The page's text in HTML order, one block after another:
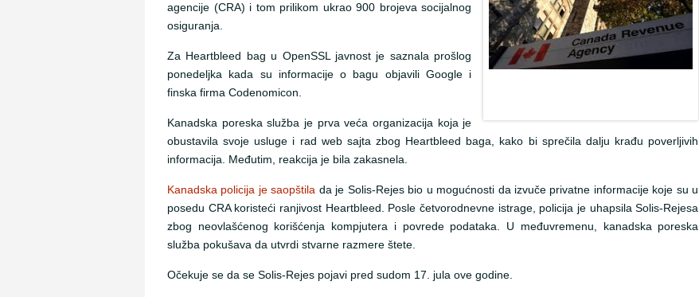
agencije (CRA) i tom prilikom ukrao 900 brojeva socijalnog
osiguranja.
Za Heartbleed bag u OpenSSL javnost je saznala prošlog
ponedeljka kada su informacije o bagu objavili Google i
finska firma Codenomicon.
Kanadska poreska služba je prva veća organizacija koja je
obustavila svoje usluge i rad web sajta zbog Heartbleed baga, kako bi sprečila dalju krađu poverljivih
informacija. Međutim, reakcija je bila zakasnela.
Kanadska policija je saopštila da je Solis-Rejes bio u mogućnosti da izvuče privatne informacije koje su u
posedu CRA koristeći ranjivost Heartbleed. Posle četvorodnevne istrage, policija je uhapsila Solis-Rejesa
zbog neovlašćenog korišćenja kompjutera i povrede podataka. U međuvremenu, kanadska poreska
služba pokušava da utvrdi stvarne razmere štete.
Očekuje se da se Solis-Rejes pojavi pred sudom 17. jula ove godine.